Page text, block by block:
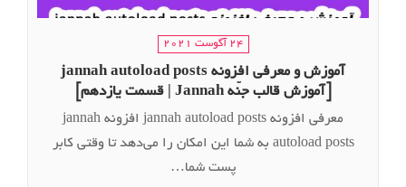
24 آگوست 2021
آموزش و معرفی افزونه jannah autoload posts
[آموزش قالب جنّه Jannah | قسمت یازدهم]
معرفی افزونه jannah autoload posts افزونه jannah
autoload posts به شما این امکان را می‌دهد تا وقتی کابر
پست شما…